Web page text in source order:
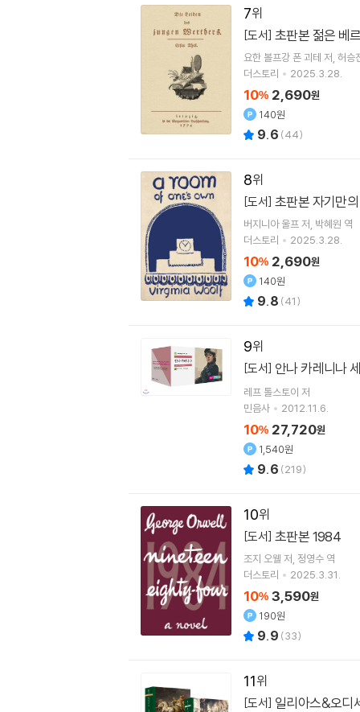
7
[도서] 초판본 젊은 베
요한 볼프강 폰 괴테 저 허승
더스토리
2025.3.28.
10% 2,690원
140원
9.6 (44)
8
[도서] 초판본 자기만
버지니아 울프 저 박혜원 역
더스토리
2025.3.28.
10% 2,690원
140원
9.8 (41)
9
[도서] 안나 카레니나
레프 톨스토이 저
민음사
2012.11.6.
10% 27,720원
1,540원
9.6 (219)
10
[도서] 초판본 1984
조지 오웰 저 정영수 역
더스토리
2025.3.31.
10% 3,590원
190원
9.9 (33)
11
[도서] 일리아스&오디